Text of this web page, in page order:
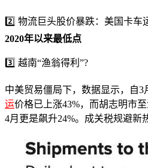
2️⃣ 物流巨头股价暴跌：美国卡车
2020年以来最低点
3️⃣ 越南“渔翁得利”?
中美贸易僵局下，数据显示，自3
运价格已上涨43%，而胡志明市
4月更是飙升24%。成关税规避新